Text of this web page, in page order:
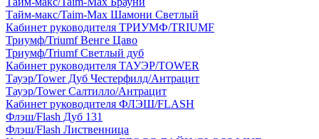
Тайм-макс/Taim-Max Шамони Светлый
Кабинет руководителя ТРИУМФ/TRIUMF
Триумф/Triumf Венге Цаво
Триумф/Triumf Светлый дуб
Кабинет руководителя ТАУЭР/TOWER
Тауэр/Tower Дуб Честерфилд/Антрацит
Тауэр/Tower Салтилло/Антрацит
Кабинет руководителя ФЛЭШ/FLASH
Флэш/Flash Дуб 131
Флэш/Flash Лиственница